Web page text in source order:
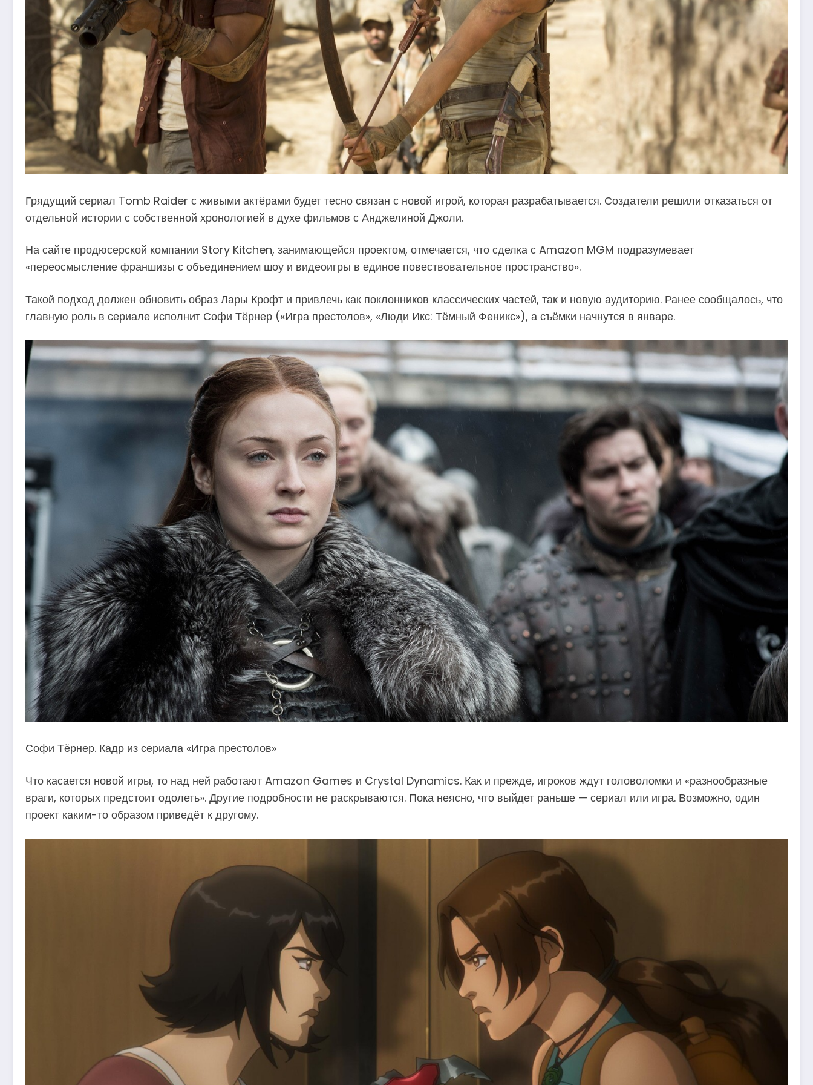
Грядущий сериал Tomb Raider с живыми актёрами будет тесно связан с новой игрой, которая разрабатывается. Создатели решили отказаться от
отдельной истории с собственной хронологией в духе фильмов с Анджелиной Джоли.
На сайте продюсерской компании Story Kitchen, занимающейся проектом, отмечается, что сделка с Amazon MGM подразумевает
«переосмысление франшизы с объединением шоу и видеоигры в единое повествовательное пространство».
Такой подход должен обновить образ Лары Крофт и привлечь как поклонников классических частей, так и новую аудиторию. Ранее сообщалось, что
главную роль в сериале исполнит Софи Тёрнер («Игра престолов», «Люди Икс: Тёмный Феникс»), а съёмки начнутся в январе.
Софи Тёрнер. Кадр из сериала «Игра престолов»
Что касается новой игры, то над ней работают Amazon Games и Crystal Dynamics. Как и прежде, игроков ждут головоломки и «разнообразные
враги, которых предстоит одолеть». Другие подробности не раскрываются. Пока неясно, что выйдет раньше — сериал или игра. Возможно, один
проект каким-то образом приведёт к другому.